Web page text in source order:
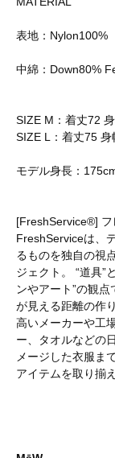
表地：Nylon100%
中綿：Down80%
SIZE M：着丈72
SIZE L：着丈75
モデル身長：
[FreshService®] フ
FreshServiceは、
るものを独自の視
ジェクト。 “道具”
ンやアート”の観
が見える距離の作
高いメーカーや工
ー、タオルなどの
メージした衣服ま
アイテムを取り揃